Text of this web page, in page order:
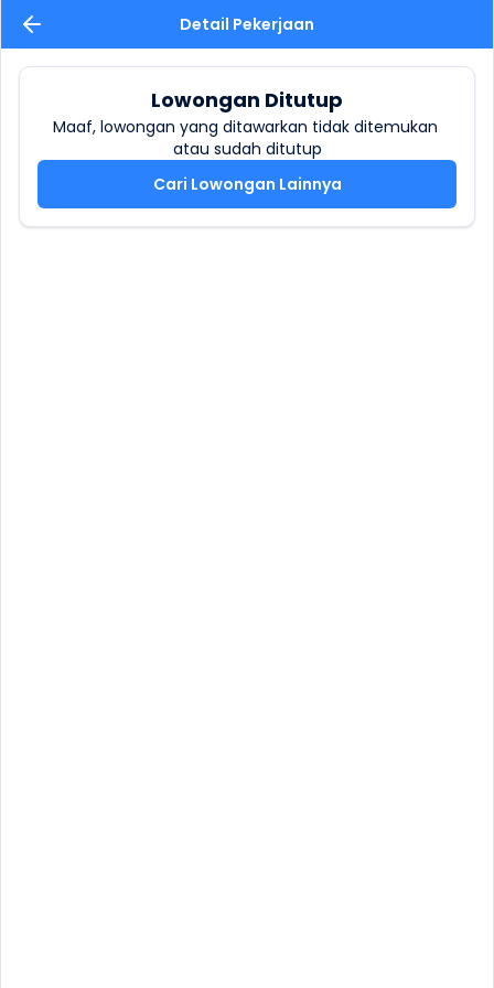
Detail Pekerjaan
Lowongan Ditutup
Maaf, lowongan yang ditawarkan tidak ditemukan
atau sudah ditutup
Cari Lowongan Lainnya